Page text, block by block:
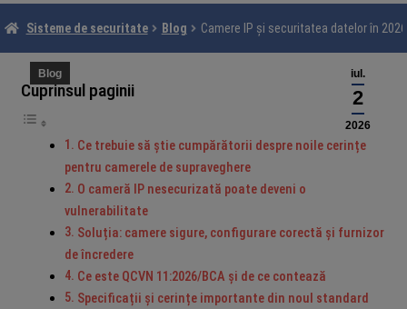
Sisteme de securitate Blog Camere IP și securitatea datelor în
iul.
2
2026
Blog
Cuprinsul paginii
Ce trebuie să știe cumpărătorii despre noile cerințe
pentru camerele de supraveghere
O cameră IP nesecurizată poate deveni o
vulnerabilitate
Soluția: camere sigure, configurare corectă și furnizor
de încredere
Ce este QCVN 11:2026/BCA și de ce contează
Specificații și cerințe importante din noul standard